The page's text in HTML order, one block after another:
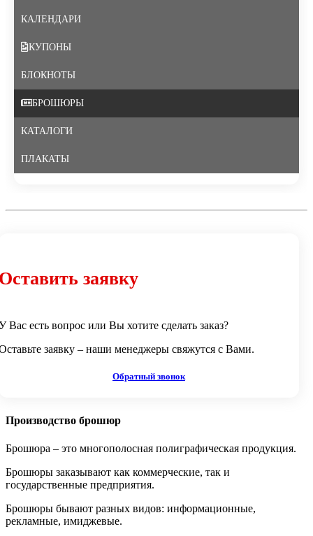
КАЛЕНДАРИ
КУПОНЫ
БЛОКНОТЫ
БРОШЮРЫ
КАТАЛОГИ
ПЛАКАТЫ
заявку
Вас есть вопрос или Вы хотите сделать заказ?
заявку – наши менеджеры свяжутся с Вами.
Обратный звонок
Производство брошюр
Брошюра – это многополосная полиграфическая продукция.
Брошюры заказывают как коммерческие, так и
государственные предприятия.
Брошюры бывают разных видов: информационные,
рекламные, имиджевые.